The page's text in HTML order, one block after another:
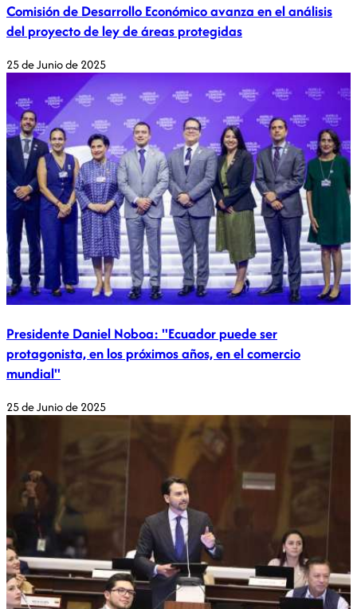
Comisión de Desarrollo Económico avanza en el análisis
del proyecto de ley de áreas protegidas
25 de Junio de 2025
Presidente Daniel Noboa: "Ecuador puede ser
protagonista, en los próximos años, en el comercio
mundial"
25 de Junio de 2025